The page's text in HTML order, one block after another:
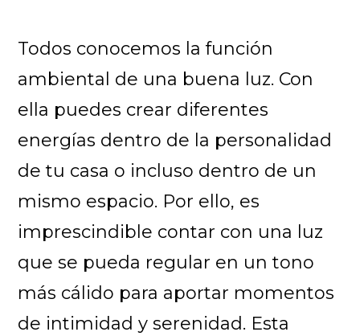
Todos conocemos la función
ambiental de una buena luz. Con
ella puedes crear diferentes
energías dentro de la personalidad
de tu casa o incluso dentro de un
mismo espacio. Por ello, es
imprescindible contar con una luz
que se pueda regular en un tono
más cálido para aportar momentos
de intimidad y serenidad. Esta